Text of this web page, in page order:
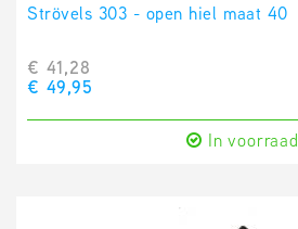
Strövels 303 - open hiel maat 40
€ 41,28
€ 49,95
In voorraad